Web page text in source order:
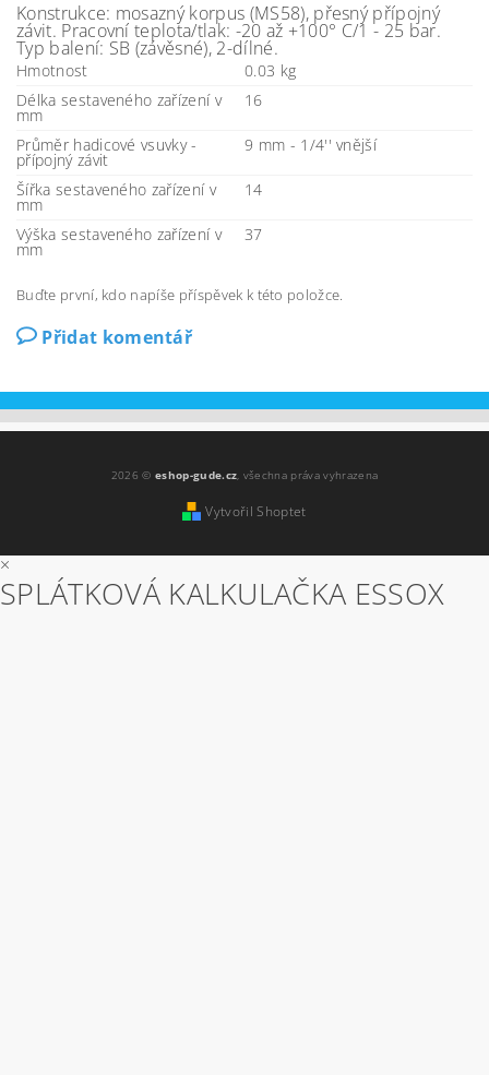
Konstrukce: mosazný korpus (MS58), přesný přípojný
závit. Pracovní teplota/tlak: -20 až +100° C/1 - 25 bar.
Typ balení: SB (závěsné), 2-dílné.
Hmotnost
0.03 kg
Délka sestaveného zařízení v
mm
16
Průměr hadicové vsuvky -
přípojný závit
9 mm - 1/4'' vnější
Šířka sestaveného zařízení v
mm
14
Výška sestaveného zařízení v
mm
37
Buďte první, kdo napíše příspěvek k této položce.
Přidat komentář
2026 ©eshop-gude.cz, všechna práva vyhrazena
Vytvořil Shoptet
×
SPLÁTKOVÁ KALKULAČKA ESSOX